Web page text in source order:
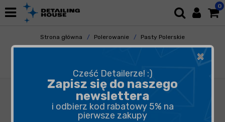
0
Strona główna Polerowanie
Pasty Polerskie
Pasty Polishowe
×
Cześć Detailerze! :)
Zapisz się do naszego
newslettera
i odbierz kod rabatowy 5% na
pierwsze zakupy